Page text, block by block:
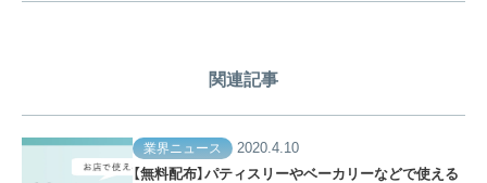
関連記事
業界ニュース
2020.4.10
【無料配布】パティスリーやベーカリーなどで使える